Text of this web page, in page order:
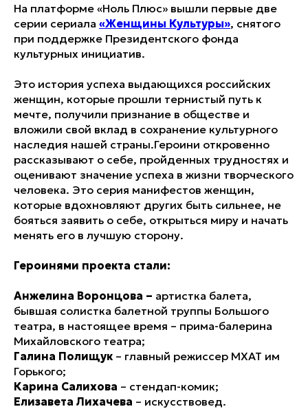
На платформе «Ноль Плюс» вышли первые две
серии сериала «Женщины Культуры», снятого
при поддержке Президентского фонда
культурных инициатив.
Это история успеха выдающихся российских
женщин, которые прошли тернистый путь к
мечте, получили признание в обществе и
вложили свой вклад в сохранение культурного
наследия нашей страны.Героини откровенно
рассказывают о себе, пройденных трудностях и
оценивают значение успеха в жизни творческого
человека. Это серия манифестов женщин,
которые вдохновляют других быть сильнее, не
бояться заявить о себе, открыться миру и начать
менять его в лучшую сторону.
Героинями проекта стали:
Анжелина Воронцова – артистка балета,
бывшая солистка балетной труппы Большого
театра, в настоящее время – прима-балерина
Михайловского театра;
Галина Полищук – главный режиссер МХАТ им
Горького;
Карина Салихова – стендап-комик;
Елизавета Лихачева – искусствовед.